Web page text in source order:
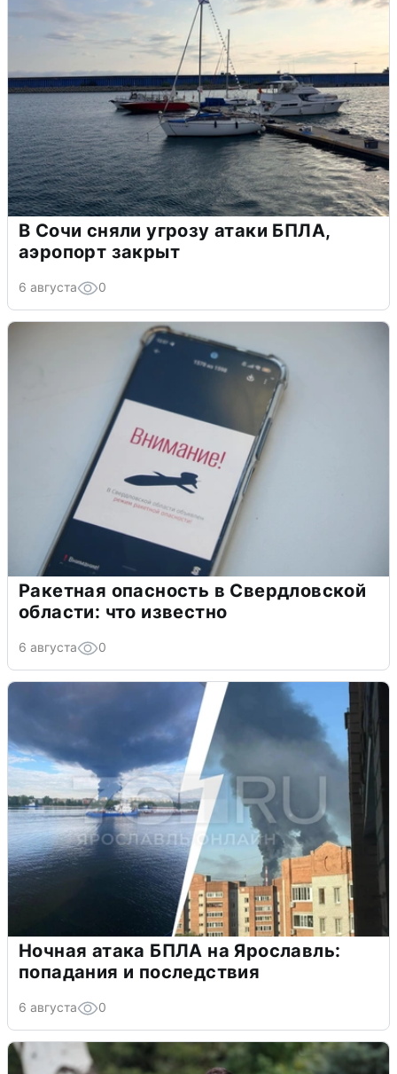
В Сочи сняли угрозу атаки БПЛА,
аэропорт закрыт
6 августа 0
Ракетная опасность в Свердловской
области: что известно
6 августа 0
Ночная атака БПЛА на Ярославль:
попадания и последствия
6 августа 0